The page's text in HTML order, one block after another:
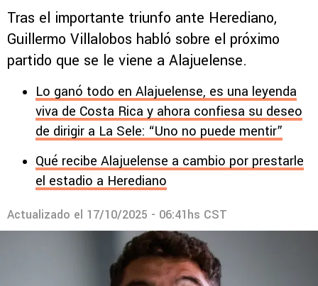
Tras el importante triunfo ante Herediano,
Guillermo Villalobos habló sobre el próximo
partido que se le viene a Alajuelense.
Lo ganó todo en Alajuelense, es una leyenda
viva de Costa Rica y ahora confiesa su deseo
de dirigir a La Sele: “Uno no puede mentir”
Qué recibe Alajuelense a cambio por prestarle
el estadio a Herediano
Actualizado el 17/10/2025 - 06:41hs CST